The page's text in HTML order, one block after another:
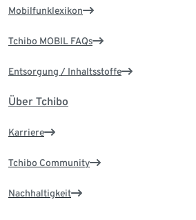
Mobilfunklexikon
Tchibo MOBIL FAQs
Entsorgung / Inhaltsstoffe
Über Tchibo
Karriere
Tchibo Community
Nachhaltigkeit